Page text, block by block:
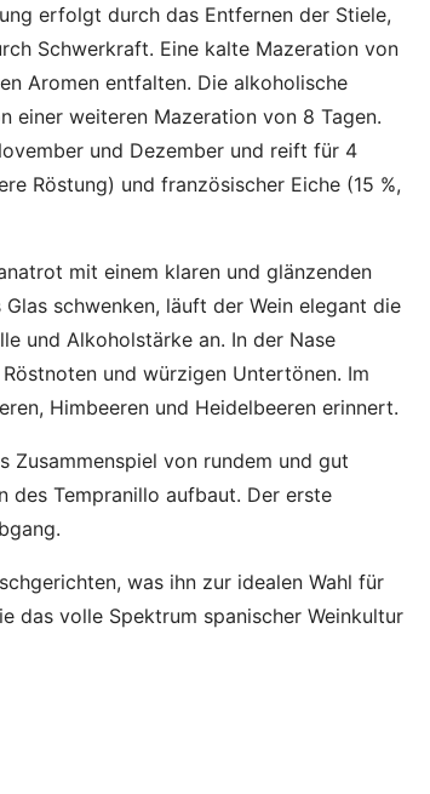
erfolgt durch das Entfernen der Stiele,
Schwerkraft. Eine kalte Mazeration von
Aromen entfalten. Die alkoholische
weiteren Mazeration von 8 Tagen.
und Dezember und reift für 4
Röstung) und französischer Eiche (15 %,
mit einem klaren und glänzenden
schwenken, läuft der Wein elegant die
und Alkoholstärke an. In der Nase
und würzigen Untertönen. Im
Himbeeren und Heidelbeeren erinnert.
Zusammenspiel von rundem und gut
des Tempranillo aufbaut. Der erste
was ihn zur idealen Wahl für
das volle Spektrum spanischer Weinkultur